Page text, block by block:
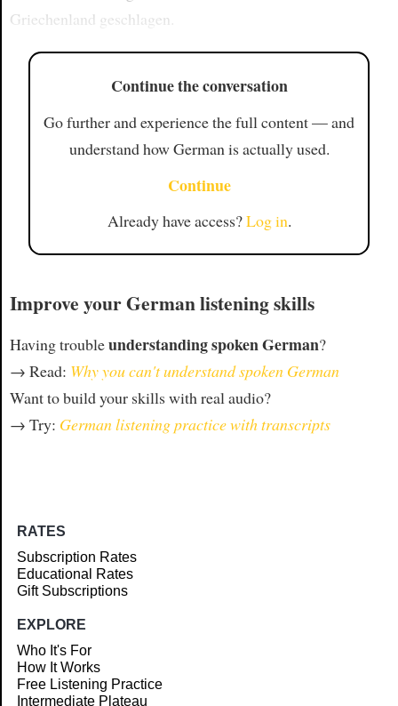
Griechenland geschlagen.
Continue the conversation
Go further and experience the full content — and
understand how German is actually used.
Continue
Already have access?Log in.
Improve your German listening skills
Having troubleunderstanding spoken German?
→ Read: Why you can't understand spoken German
Want to build your skills with real audio?
→ Try: German listening practice with transcripts
RATES
Subscription Rates
Educational Rates
Gift Subscriptions
EXPLORE
Who It's For
How It Works
Free Listening Practice
Intermediate Plateau